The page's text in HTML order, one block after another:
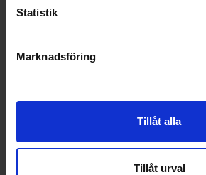
Statistik
Marknadsföring
Tillåt alla
Tillåt urval
Populära produkter i